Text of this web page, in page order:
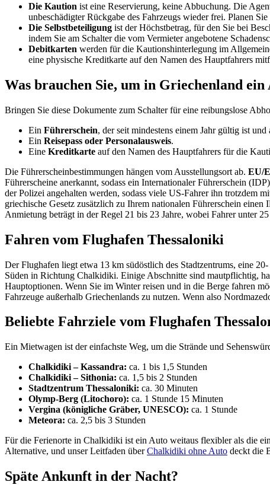
Die Kaution ist eine Reservierung, keine Abbuchung. Die
unbeschädigter Rückgabe des Fahrzeugs wieder frei. Planen
Die Selbstbeteiligung ist der Höchstbetrag, für den Sie bei
indem Sie am Schalter die vom Vermieter angebotene
Debitkarten werden für die Kautionshinterlegung im
eine physische Kreditkarte auf den Namen des Hauptfahrers
Was brauchen Sie, um in Griechenland ein
Bringen Sie diese Dokumente zum Schalter für eine reibungslose
Ein Führerschein, der seit mindestens einem Jahr gültig ist
Ein Reisepass oder Personalausweis.
Eine Kreditkarte auf den Namen des Hauptfahrers für die
Die Führerscheinbestimmungen hängen vom Ausstellungsort ab. EU/
Führerscheine anerkannt, sodass ein Internationaler Führerschein
der Polizei angehalten werden, sodass viele US-Fahrer ihn trotzdem
griechische Gesetz zusätzlich zu Ihrem nationalen Führerschein
Anmietung beträgt in der Regel 21 bis 23 Jahre, wobei Fahrer unter
Fahren vom Flughafen Thessaloniki
Der Flughafen liegt etwa 13 km südöstlich des Stadtzentrums, eine
Süden in Richtung Chalkidiki. Einige Abschnitte sind mautpflichtig,
Hauptoptionen. Wenn Sie im Winter reisen und in die Berge fahren
Fahrzeuge außerhalb Griechenlands zu nutzen. Wenn also
Beliebte Fahrziele vom Flughafen
Ein Mietwagen ist der einfachste Weg, um die Strände und
Chalkidiki – Kassandra: ca. 1 bis 1,5 Stunden
Chalkidiki – Sithonia: ca. 1,5 bis 2 Stunden
Stadtzentrum Thessaloniki: ca. 30 Minuten
Olymp-Berg (Litochoro): ca. 1 Stunde 15 Minuten
Vergina (königliche Gräber, UNESCO): ca. 1 Stunde
Meteora: ca. 2,5 bis 3 Stunden
Für die Ferienorte in Chalkidiki ist ein Auto weitaus flexibler als die
Alternative, und unser Leitfaden überChalkidiki ohne Auto deckt die
Späte Ankunft in der Nacht?